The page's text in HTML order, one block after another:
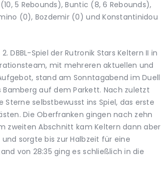
5 Rebounds), Buntic (8, 6 Rebounds),
(0), Bozdemir (0) und Konstantinidou
DBBL-Spiel der Rutronik Stars Keltern II in
mit mehreren aktuellen und
stand am Sonntagabend im Duell
auf dem Parkett. Nach zuletzt
Sterne selbstbewusst ins Spiel, das erste
Die Oberfranken gingen nach zehn
zweiten Abschnitt kam Keltern dann aber
sorgte bis zur Halbzeit für eine
von 28:35 ging es schließlich in die